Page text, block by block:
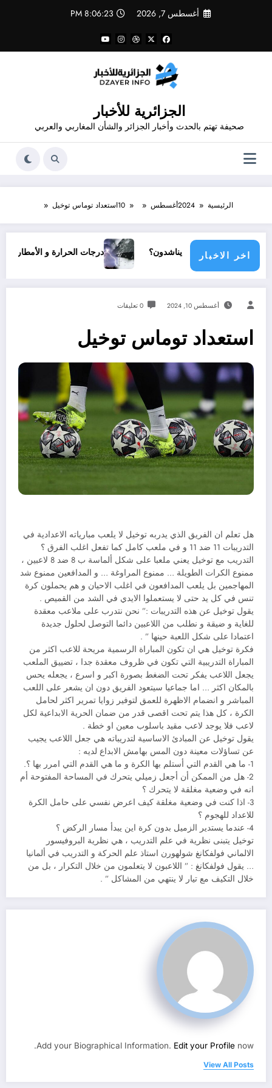
أغسطس 7, 2026 8:06:24 PM
الجزائرية للأخبار
صحيفة تهتم بالحدث وأخبار الجزائر والشأن المغاربي والعربي
الرئيسية 2024أغسطس 10استعداد توماس توخيل
اخر الاخبار
مجتمع دولي يناشدون؟ درجات الحرارة و الأمطار في سبتمبر 2026 في الجزائر
أغسطس 10, 2024 0 تعليقات
استعداد توماس توخيل
هل تعلم ان الفريق الذي يدربه توخيل لا يلعب مبارياته الاعدادية في
التدريبات 11 ضد 11 و في ملعب كامل كما تفعل اغلب الفرق ؟
التدريب مع توخيل يعني ملعبا على شكل ألماسة ب 8 ضد 8 لاعبين ،
ممنوع الكرات الطويلة … ممنوع المراوغة … و المدافعين ممنوع شد
المهاجمين بل يلعب المدافعون في اغلب الاحيان و هم يحملون كرة
تنس في كل يد حتى لا يستعملوا الايدي في الشد من القميص .
يقول توخيل عن هذه التدريبات :” نحن نتدرب على ملاعب معقدة
للغاية و ضيقة و نطلب من اللاعبين دائما التوصل لحلول جديدة
اعتمادا على شكل اللعبة حينها ” .
فكرة توخيل هي ان تكون المباراة الرسمية مريحة للاعب اكثر من
المباراة التدريبية التي تكون في ظروف معقدة جدا ، تضييق الملعب
يجعل اللاعب يفكر تحت الضغط بصورة اكبر و اسرع ، يجعله يحس
بالمكان اكثر … اما جماعيا سيتعود الفريق دون ان يشعر على اللعب
المباشر و انضمام الاظهرة للعمق لتوفير زوايا تمرير اكثر لحامل
الكرة ، كل هذا يتم تحت اقصى قدر من ضمان الحرية الابداعية لكل
لاعب فلا يوجد لاعب مقيد باسلوب معين او خطة .
يقول توخيل عن المبادئ الاساسية لتدريباته هي جعل اللاعب يجيب
عن تساؤلات معينة دون المس بهامش الابداع لديه :
1- ما هي القدم التي أستلم بها الكرة و ما هي القدم التي امرر بها ؟.
2- هل من الممكن أن أجعل زميلي يتحرك في المساحة المفتوحة أم
انه في وضعية مغلقة لا يتحرك ؟
3- اذا كنت في وضعية مغلقة كيف اعرض نفسي على حامل الكرة
للاعداد للهجوم ؟
4- عندما يستدير الزميل بدون كرة اين يبدأ مسار الركض ؟
توخيل يتبنى نظرية في علم التدريب ، هي نظرية البروفيسور
الالماني فولفكانغ شولهورن استاذ علم الحركة و التدريب في ألمانيا
… يقول فولفكانغ : ” اللاعبون لا يتعلمون من خلال التكرار ، بل من
خلال التكيف مع تيار لا ينتهي من المشاكل ” .
Add your Biographical Information. Edit your Profile now.
View All Posts